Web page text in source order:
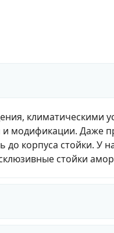
климатическими
и модификации. Даже
до корпуса стойки. У
стойки